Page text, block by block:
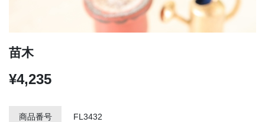
苗木
¥4,235
商品番号 FL3432